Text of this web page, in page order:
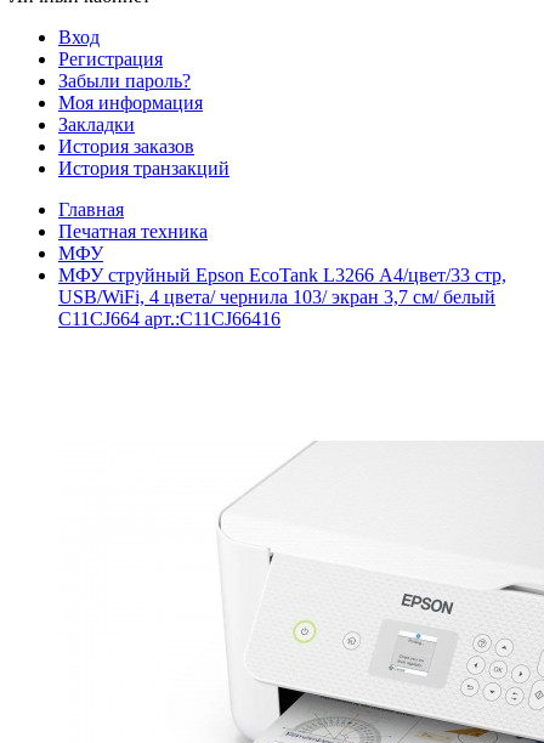
Вход
Регистрация
Забыли пароль?
Моя информация
Закладки
История заказов
История транзакций
Главная
Печатная техника
МФУ
МФУ струйный Epson EcoTank L3266 А4/цвет/33 стр,
USB/WiFi, 4 цвета/ чернила 103/ экран 3,7 см/ белый
C11CJ664 арт.:C11CJ66416